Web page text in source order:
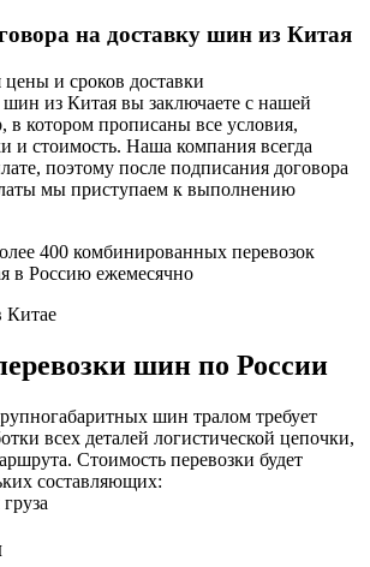
на доставку шин из Китая
и сроков доставки
из Китая вы заключаете с нашей
в котором прописаны все условия,
и стоимость. Наша компания всегда
поэтому после подписания договора
мы приступаем к выполнению
400 комбинированных перевозок
в Россию ежемесячно
шин по России
шин тралом требует
всех деталей логистической цепочки,
Стоимость перевозки будет
составляющих: